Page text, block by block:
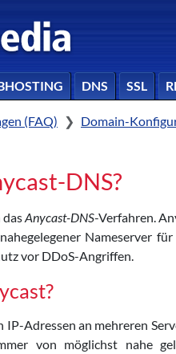
DNS SSL
(FAQ) Domain-
DNS?
dasAnycast-DNS-Verfahren.
Nameserver
vor DDoS-Angriffen.
IP-Adressen an mehreren
von möglichst nahe